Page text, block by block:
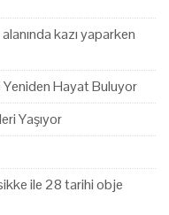
kazı yaparken
Hayat Buluyor
Yaşıyor
ile 28 tarihi obje